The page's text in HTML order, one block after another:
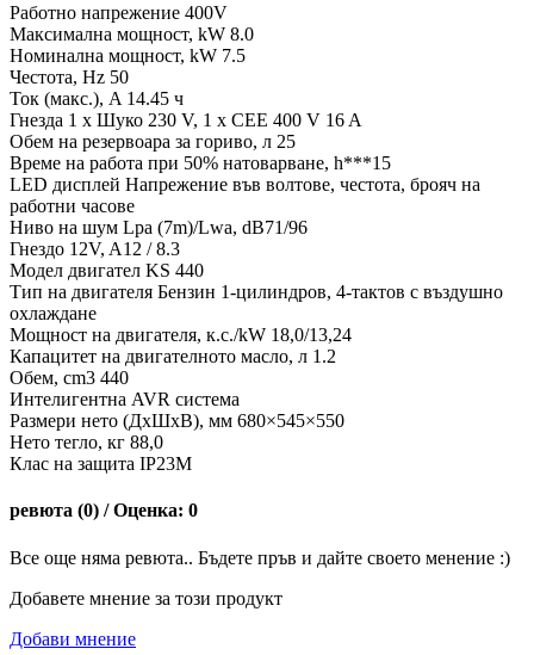
Работно напрежение 400V
Максимална мощност, kW 8.0
Номинална мощност, kW 7.5
Честота, Hz 50
Ток (макс.), A 14.45 ч
Гнезда 1 x Шуко 230 V, 1 x CEE 400 V 16 A
Обем на резервоара за гориво, л 25
Време на работа при 50% натоварване, h***15
LED дисплей Напрежение във волтове, честота, брояч на
работни часове
Ниво на шум Lpa (7m)/Lwa, dB71/96
Гнездо 12V, A12 / 8.3
Модел двигател KS 440
Тип на двигателя Бензин 1-цилиндров, 4-тактов с въздушно
охлаждане
Мощност на двигателя, к.с./kW 18,0/13,24
Капацитет на двигателното масло, л 1.2
Обем, cm3 440
Интелигентна AVR система
Размери нето (ДxШxВ), мм 680×545×550
Нето тегло, кг 88,0
Клас на защита IP23M
ревюта (0) / Оценка: 0
Все още няма ревюта.. Бъдете пръв и дайте своето менение :)
Добавете мнение за този продукт
Добави мнение